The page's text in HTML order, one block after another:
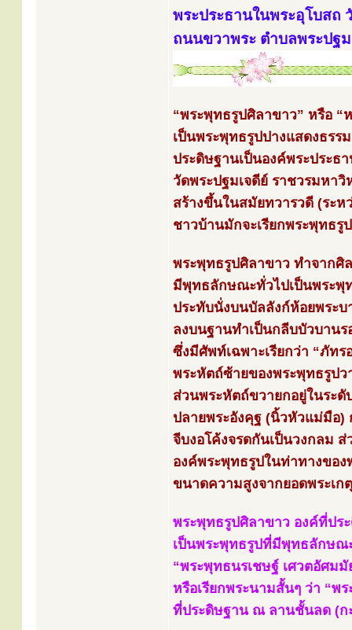
พระประธานในพระอุโบสถ
ถนนขวาพระ ตำบลพระปฐ
“พระพุทธรูปศิลาขาว” หรือ “
เป็นพระพุทธรูปปางแสดงธรรม
ประดิษฐานเป็นองค์พระประธ
วัดพระปฐมเจดีย์ ราชวรมหาวิ
สร้างขึ้นในสมัยทวารวดี (ระ
ชาวบ้านมักจะเรียกพระพุทธรู
พระพุทธรูปศิลาขาว ทำจากศิ
มีพุทธลักษณะทั่วไปเป็นพระพุ
ประทับนั่งบนบัลลังก์ห้อยพระ
ลงบนฐานทำเป็นกลีบบัวบาน
ซึ่งมีศัพท์เฉพาะเรียกว่า “ภัท
พระหัตถ์ซ้ายของพระพุทธรูปว
ส่วนพระหัตถ์ขวายกอยู่ในระ
ปลายพระอังคุฐ (นิ้วหัวแม่มือ)
จีบงอโค้งจรดกันเป็นวงกลม
องค์พระพุทธรูปในท่าทางของ
ขนาดความสูงจากยอดพระเ
พระพุทธรูปศิลาขาว องค์ที่ปร
เป็นพระพุทธรูปที่มีพุทธลักษณ
“พระพุทธนรเชษฐ์ เศวตอัศม
หรือเรียกพระนามสั้นๆ ว่า “พ
ที่ประดิษฐาน ณ ลานชั้นลด (ก